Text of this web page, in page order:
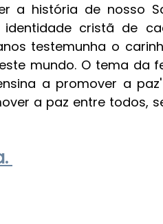
a história de nosso
cristã de
testemunha o
mundo. O tema da
a promover a
a paz entre todos,